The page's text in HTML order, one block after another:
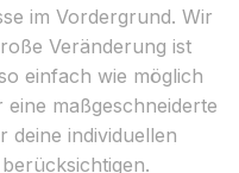
im Vordergrund. Wir
Veränderung ist
einfach wie möglich
maßgeschneiderte
deine individuellen